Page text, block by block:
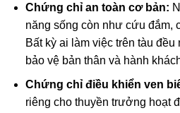
Chứng chỉ an toàn cơ bản:
năng sống còn như cứu đắm,
Bất kỳ ai làm việc trên tàu
bảo vệ bản thân và hành
Chứng chỉ điều khiển ven
riêng cho thuyền trưởng hoạt